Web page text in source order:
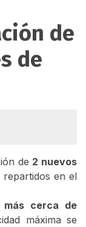
de
de
de 2 nuevos
repartidos en el
más cerca de
máxima se